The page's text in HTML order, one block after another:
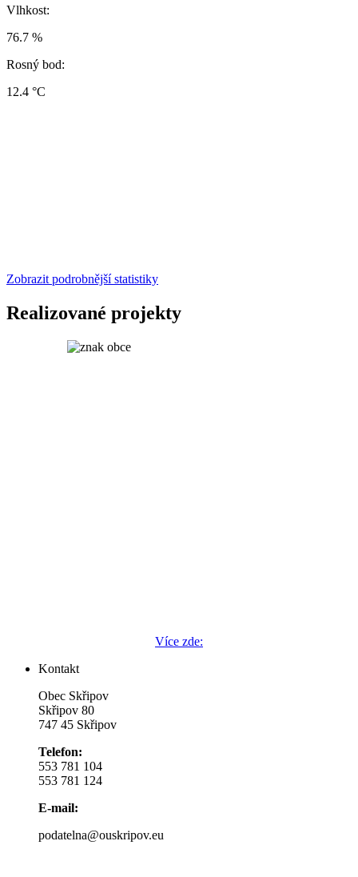
Vlhkost:
76.7 %
Rosný bod:
12.4 °C
Zobrazit podrobnější statistiky
Realizované projekty
Více zde:
Kontakt
Obec Skřipov
Skřipov 80
747 45 Skřipov
Telefon:
553 781 104
553 781 124
E-mail:
podatelna@ouskripov.eu